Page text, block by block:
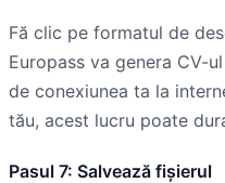
Fă clic pe formatul de
Europass va genera CV-
de conexiunea ta la
tău, acest lucru poate
Pasul 7: Salvează fișierul